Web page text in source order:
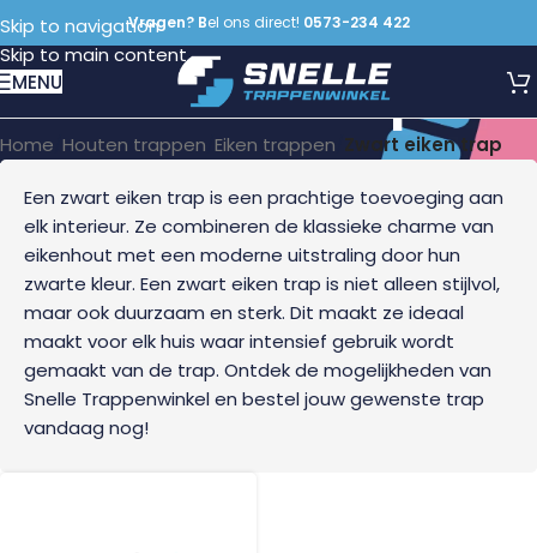
Skip to navigation
Skip to main content
Vragen? Bel ons direct! 0573-234 422
MENU
Zwart eiken trap
Home Houten trappen Eiken trappen Zwart eiken trap
Een zwart eiken trap is een prachtige toevoeging aan
elk interieur. Ze combineren de klassieke charme van
eikenhout met een moderne uitstraling door hun
zwarte kleur. Een zwart eiken trap is niet alleen stijlvol,
maar ook duurzaam en sterk. Dit maakt ze ideaal
maakt voor elk huis waar intensief gebruik wordt
gemaakt van de trap. Ontdek de mogelijkheden van
Snelle Trappenwinkel en bestel jouw gewenste trap
vandaag nog!